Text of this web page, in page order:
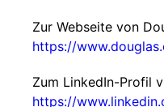
Zur Webseite von
https://
Zum LinkedIn-Profil
https://